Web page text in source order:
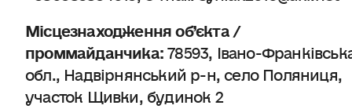
Місцезнаходження об’єкта/
проммайданчика:78593, Івано-
обл., Надвірнянський р-н, село Поляниця,
участок Щивки, будинок 2